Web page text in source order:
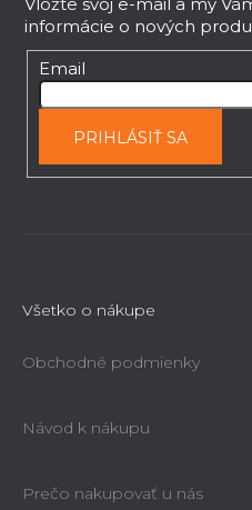
Vložte svoj e-mail a my
informácie o nových
Email
PRIHLÁSIŤ SA
Všetko o nákupe
Obchodné podmienky
Návod k nákupu
Prečo nakupovať u nás